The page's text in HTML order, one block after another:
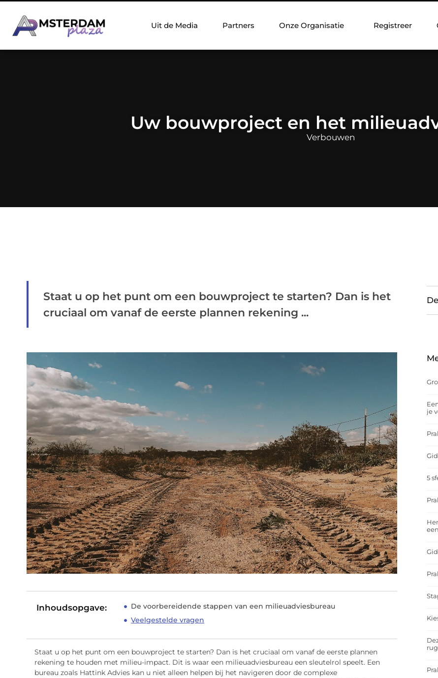
Uit de Media Partners Onze Organisatie Registreer
Uw bouwproject en het
Verbouwen
Staat u op het punt om een bouwproject te starten? Dan is het
cruciaal om vanaf de eerste plannen rekening ...
Inhoudsopgave:
De voorbereidende stappen van een milieuadviesbureau
Veelgestelde vragen
Staat u op het punt om een bouwproject te starten? Dan is het cruciaal om vanaf de eerste plannen
rekening te houden met milieu-impact. Dit is waar een milieuadviesbureau een sleutelrol speelt. Een
bureau zoals Hattink Advies kan u niet alleen helpen bij het navigeren door de complexe
je
5